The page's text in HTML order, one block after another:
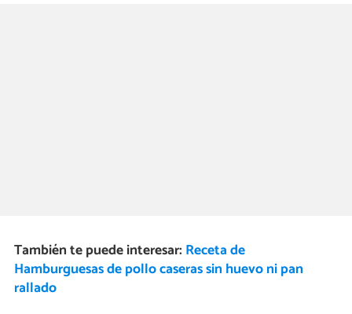
También te puede interesar: Receta de
Hamburguesas de pollo caseras sin huevo ni pan
rallado